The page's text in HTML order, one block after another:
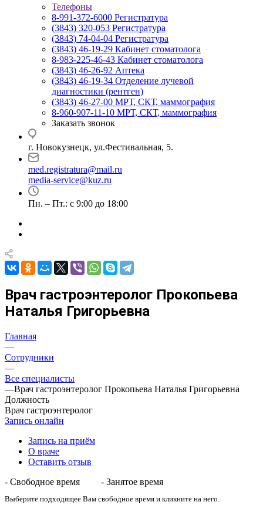
Телефоны
8-991-372-6000 Регистратура
(3843) 320-053 Регистратура
(3843) 74-04-04 Регистратура
(3843) 46-19-29 Кабинет стоматолога
8-983-225-46-43 Кабинет стоматолога
(3843) 46-26-92 Аптека
(3843) 46-19-34 Отделение лучевой
диагностики (рентген)
(3843) 46-27-00 МРТ, СКТ, маммография
8-960-907-11-10 МРТ, СКТ, маммография
Заказать звонок
г. Новокузнецк, ул.Фестивальная, 5.
med.registratura@mail.ru
media-service@kuz.ru
Пн. – Пт.: с 9:00 до 18:00
Врач гастроэнтеролог Прокопьева
Наталья Григорьевна
Главная
—
Сотрудники
—
Все специалисты
—Врач гастроэнтеролог Прокопьева Наталья Григорьевна
Должность
Врач гастроэнтеролог
Запись онлайн
Запись на приём
О враче
Оставить отзыв
- Свободное время
- Занятое время
Выберите подходящее Вам свободное время и кликните на него.